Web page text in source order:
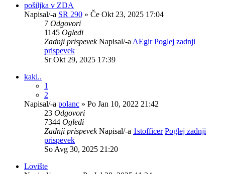
pošiljka v ZDA
Napisal/-a SR 290 » Če Okt 23, 2025 17:04
7 Odgovori
1145 Ogledi
Zadnji prispevekNapisal/-a AEgir Poglej zadnji
prispevek
Sr Okt 29, 2025 17:39
kaki..
1
2
Napisal/-a polanc » Po Jan 10, 2022 21:42
23 Odgovori
7344 Ogledi
Zadnji prispevekNapisal/-a 1stofficer Poglej zadnji
prispevek
So Avg 30, 2025 21:20
Lovište